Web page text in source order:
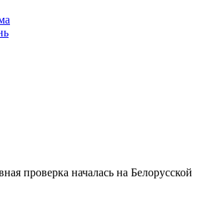
проверка началась на Белорусской